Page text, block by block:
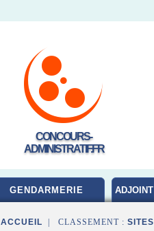
CONCOURS-
ADMINISTRATIF.FR
GENDARMERIE
ACCUEIL | CLASSEMENT : SITES